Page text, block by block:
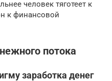
человек тяготеет к
к финансовой
потока
заработка денег